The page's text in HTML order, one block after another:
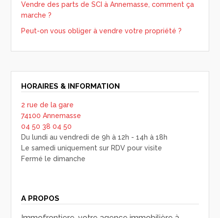
Vendre des parts de SCI à Annemasse, comment ça
marche ?
Peut-on vous obliger à vendre votre propriété ?
HORAIRES & INFORMATION
2 rue de la gare
74100 Annemasse
04 50 38 04 50
Du lundi au vendredi de 9h à 12h - 14h à 18h
Le samedi uniquement sur RDV pour visite
Fermé le dimanche
A PROPOS